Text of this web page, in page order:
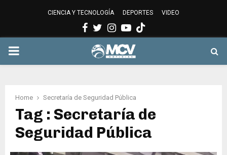
CIENCIA Y TECNOLOGÍA DEPORTES VIDEO
Facebook
Twitter
Instagram
Youtube
PRIMARY
Home Secretaría de Seguridad Pública
Tag : Secretaría de
Seguridad Pública